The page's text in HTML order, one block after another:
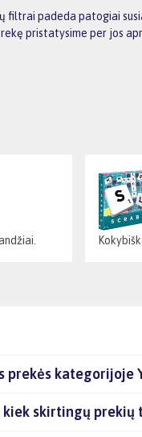
filtrai padeda patogiai
pristatysime per jos
prekės kategorijoje
skirtingų